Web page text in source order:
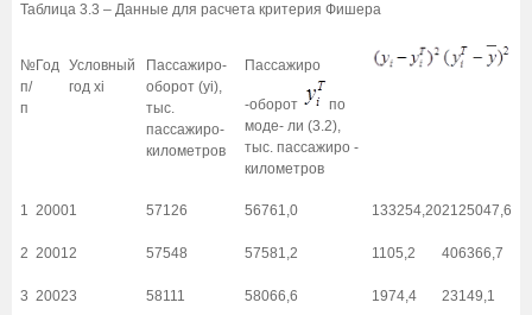
Таблица 3.3 – Данные для расчета критерия Фишера
№
п/
п
Год Условный
год хi
Пассажиро-
оборот (yi),
тыс.
пассажиро-
километров
Пассажиро
-оборот
по
моде- ли (3.2),
тыс. пассажиро -
километров
1 20001 57126 56761,0 133254,202125047,6
2 20012 57548 57581,2 1105,2 406366,7
3 20023 58111 58066,6 1974,4 23149,1